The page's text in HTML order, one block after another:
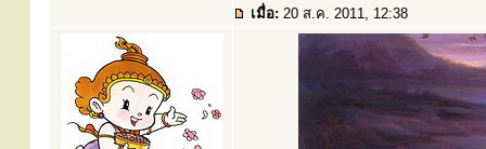
เมื่อ: 20 ส.ค. 2011, 12:38